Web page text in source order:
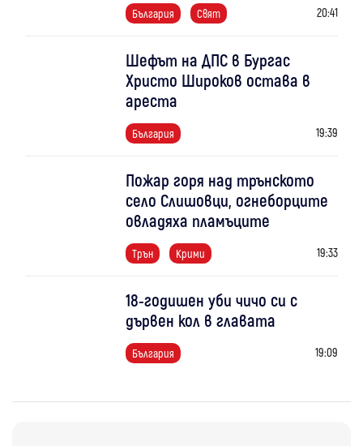
България Свят 20:41
Шефът на ДПС в Бургас
Христо Широков остава в
ареста
България 19:39
Пожар горя над трънското
село Слишовци, огнеборците
овладяха пламъците
Трън Крими 19:33
18-годишен уби чичо си с
дървен кол в главата
България 19:09